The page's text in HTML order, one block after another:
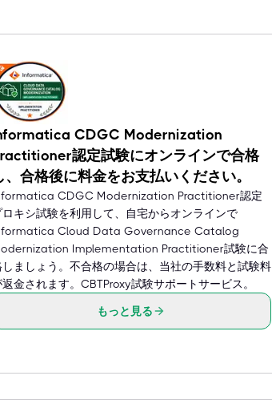
CDGC Modernization
認定試験にオンラインで合格
、合格後に料金をお支払いください。
CDGC Modernization Practitioner認定
ロキシ試験を利用して、自宅からオンラインで
Cloud Data Governance Catalog
Implementation Practitioner試験に合
しましょう。不合格の場合は、当社の手数料と試験料
返金されます。CBTProxy試験サポートサービス。
もっと見る